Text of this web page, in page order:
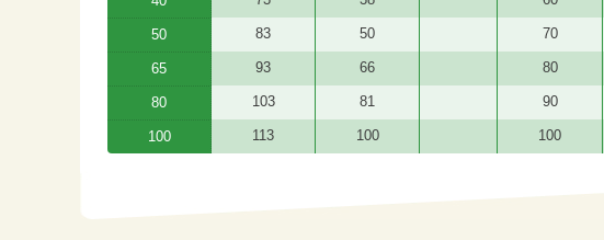
50 83 50 70
65 93 66 80
80 103 81 90
100 113 100 100